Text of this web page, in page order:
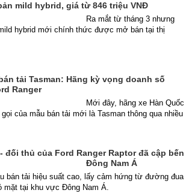
mild hybrid, giá từ 846 triệu VNĐ
Ra mắt từ tháng 3 nhưng
hybrid mới chính thức được mở bán tại thị
tải Tasman: Hãng kỳ vọng doanh số
Ranger
Mới đây, hãng xe Hàn Quốc
của mẫu bán tải mới là Tasman thông qua nhiều
đối thủ của Ford Ranger Raptor đã cập bến
Đông Nam Á
bán tải hiệu suất cao, lấy cảm hứng từ đường đua
mặt tại khu vực Đông Nam Á.